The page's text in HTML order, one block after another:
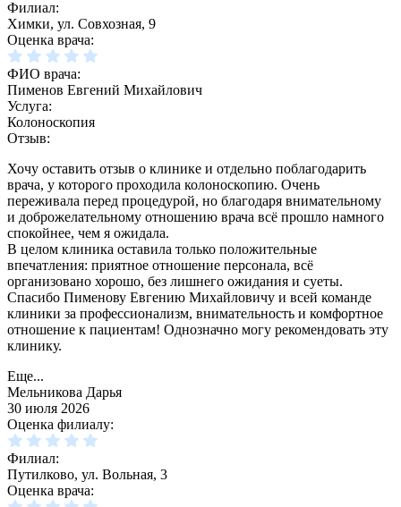
Филиал:
Химки, ул. Совхозная, 9
Оценка врача:
ФИО врача:
Пименов Евгений Михайлович
Услуга:
Колоноскопия
Отзыв:
Хочу оставить отзыв о клинике и отдельно поблагодарить
врача, у которого проходила колоноскопию. Очень
переживала перед процедурой, но благодаря внимательному
и доброжелательному отношению врача всё прошло намного
спокойнее, чем я ожидала.
В целом клиника оставила только положительные
впечатления: приятное отношение персонала, всё
организовано хорошо, без лишнего ожидания и суеты.
Спасибо Пименову Евгению Михайловичу и всей команде
клиники за профессионализм, внимательность и комфортное
отношение к пациентам! Однозначно могу рекомендовать эту
клинику.
Еще...
Мельникова Дарья
30 июля 2026
Оценка филиалу:
Филиал:
Путилково, ул. Вольная, 3
Оценка врача: